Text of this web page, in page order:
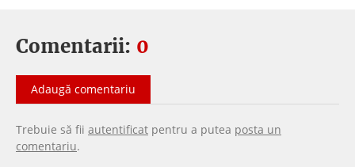
Comentarii: 0
Adaugă comentariu
Trebuie să fii autentificat pentru a putea posta un
comentariu.